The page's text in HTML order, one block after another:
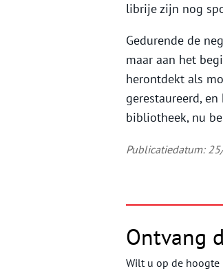
librije zijn nog
Gedurende de
maar aan het
herontdekt als
gerestaureerd,
bibliotheek, nu
Publicatiedatum:
Ontvang
Wilt u op de